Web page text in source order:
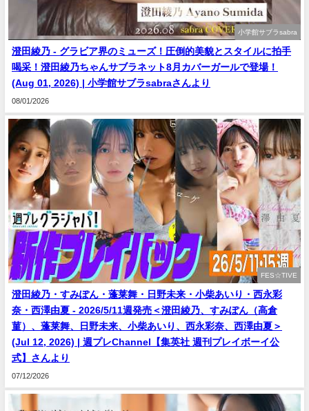
小学館サブラsabra
澄田綾乃 - グラビア界のミューズ！圧倒的美貌とスタイルに拍手
喝采！澄田綾乃ちゃんサブラネット8月カバーガールで登場！
(Aug 01, 2026) | 小学館サブラsabraさんより
08/01/2026
FES☆TIVE
澄田綾乃・すみぽん・蓬莱舞・日野未来・小柴あいり・西永彩
奈・西澤由夏 - 2026/5/11週発売＜澄田綾乃、すみぽん（高倉
菫）、蓬莱舞、日野未来、小柴あいり、西永彩奈、西澤由夏＞
(Jul 12, 2026) | 週プレChannel【集英社 週刊プレイボーイ公
式】さんより
07/12/2026